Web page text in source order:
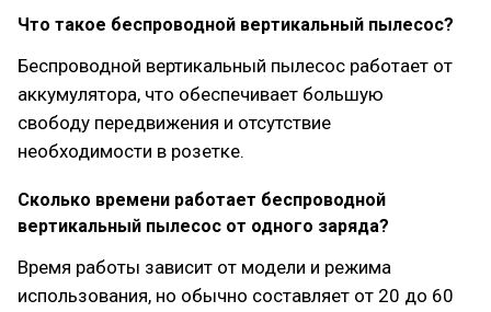
Что такое беспроводной вертикальный пылесос?
Беспроводной вертикальный пылесос работает от
аккумулятора, что обеспечивает большую
свободу передвижения и отсутствие
необходимости в розетке.
Сколько времени работает беспроводной
вертикальный пылесос от одного заряда?
Время работы зависит от модели и режима
использования, но обычно составляет от 20 до 60